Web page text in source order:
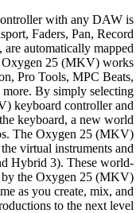
with any DAW is
Faders, Pan, Record
automatically mapped
25 (MKV) works
Pro Tools, MPC Beats,
By simply selecting
keyboard controller and
keyboard, a new world
The Oxygen 25 (MKV)
virtual instruments and
Hybrid 3). These world-
by the Oxygen 25 (MKV)
as you create, mix, and
to the next level.